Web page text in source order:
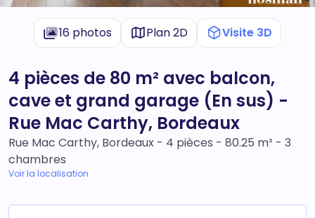
16 photos Plan 2D Visite 3D
4 pièces de 80 m² avec balcon,
cave et grand garage (En sus) -
Rue Mac Carthy, Bordeaux
Rue Mac Carthy, Bordeaux - 4 pièces - 80.25 m² - 3
chambres
Voir la localisation